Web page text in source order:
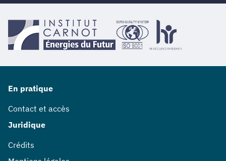
En pratique
Contact et accès
Juridique
Crédits